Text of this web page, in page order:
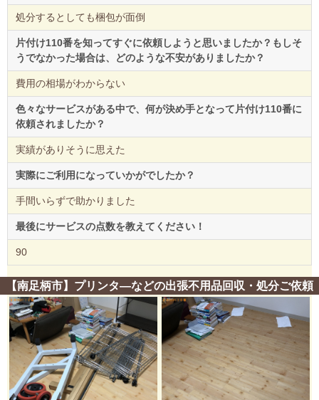
処分するとしても梱包が面倒
片付け110番を知ってすぐに依頼しようと思いましたか？もしそ
うでなかった場合は、どのような不安がありましたか？
費用の相場がわからない
色々なサービスがある中で、何が決め手となって片付け110番に
依頼されましたか？
実績がありそうに思えた
実際にご利用になっていかがでしたか？
手間いらずで助かりました
最後にサービスの点数を教えてください！
90
【南足柄市】プリンタ―などの出張不用品回収・処分ご依頼